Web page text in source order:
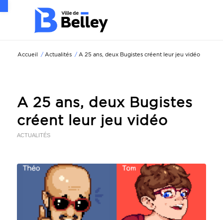
Accueil / Actualités / A 25 ans, deux Bugistes créent leur jeu vidéo
A 25 ans, deux Bugistes
créent leur jeu vidéo
ACTUALITÉS